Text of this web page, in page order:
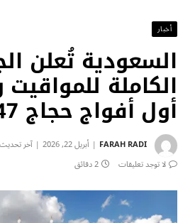
أخبار
السعودية تُعلن
الكاملة
أول أفواج حجاج 1447
FARAH RADI أبريل 22, 2026 آخر
لا توجد تعليقات
2 دقائق